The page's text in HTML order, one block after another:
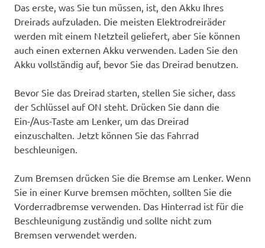
Das erste, was Sie tun müssen, ist, den Akku Ihres
Dreirads aufzuladen. Die meisten Elektrodreiräder
werden mit einem Netzteil geliefert, aber Sie können
auch einen externen Akku verwenden. Laden Sie den
Akku vollständig auf, bevor Sie das Dreirad benutzen.
Bevor Sie das Dreirad starten, stellen Sie sicher, dass
der Schlüssel auf ON steht. Drücken Sie dann die
Ein-/Aus-Taste am Lenker, um das Dreirad
einzuschalten. Jetzt können Sie das Fahrrad
beschleunigen.
Zum Bremsen drücken Sie die Bremse am Lenker. Wenn
Sie in einer Kurve bremsen möchten, sollten Sie die
Vorderradbremse verwenden. Das Hinterrad ist für die
Beschleunigung zuständig und sollte nicht zum
Bremsen verwendet werden.